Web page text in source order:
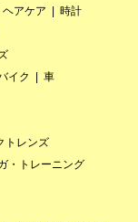
ヘアケア
時計
イク
車
トレンズ
・トレーニング